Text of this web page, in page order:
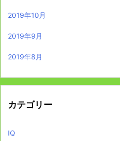
2019年10月
2019年9月
2019年8月
カテゴリー
IQ